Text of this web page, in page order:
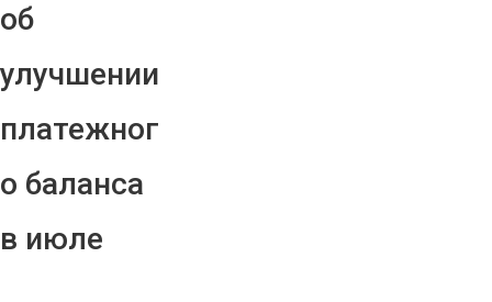
об
улучшении
платежног
о баланса
в июле